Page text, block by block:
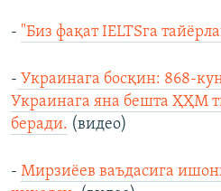
- "Биз фақат IELTSга
- Украинага босқин: 868-
Украинага яна бешта ҲҲМ
беради. (видео)
- Мирзиёев ваъдасига